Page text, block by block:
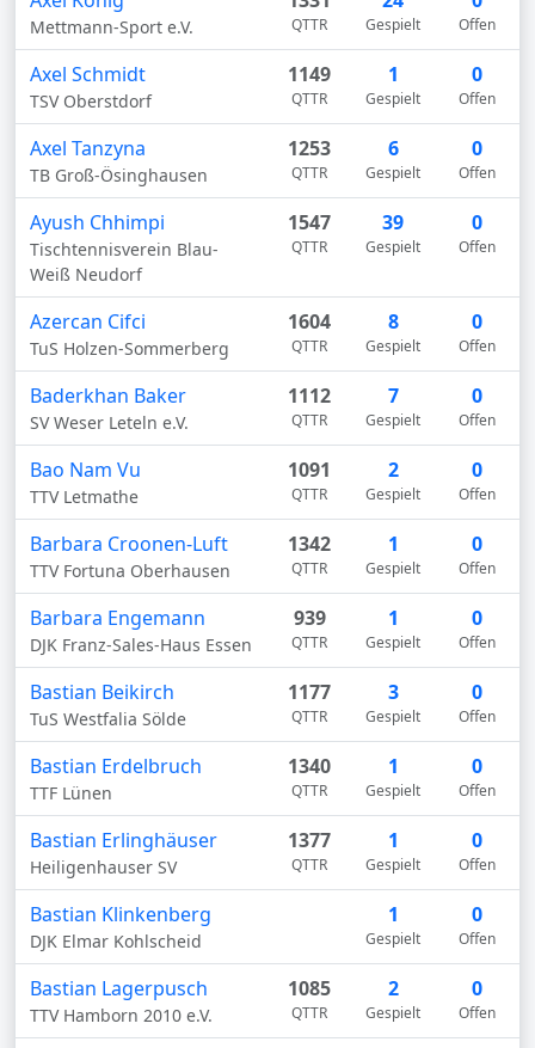
Mettmann-Sport e.V. QTTR Gespielt Offen
Axel Schmidt
TSV Oberstdorf
1149
QTTR
1
Gespielt
0
Offen
Axel Tanzyna
TB Groß-Ösinghausen
1253
QTTR
6
Gespielt
0
Offen
Ayush Chhimpi
Tischtennisverein Blau-
Weiß Neudorf
1547
QTTR
39
Gespielt
0
Offen
Azercan Cifci
TuS Holzen-Sommerberg
1604
QTTR
8
Gespielt
0
Offen
Baderkhan Baker
SV Weser Leteln e.V.
1112
QTTR
7
Gespielt
0
Offen
Bao Nam Vu
TTV Letmathe
1091
QTTR
2
Gespielt
0
Offen
Barbara Croonen-Luft
TTV Fortuna Oberhausen
1342
QTTR
1
Gespielt
0
Offen
Barbara Engemann
DJK Franz-Sales-Haus Essen
939
QTTR
1
Gespielt
0
Offen
Bastian Beikirch
TuS Westfalia Sölde
1177
QTTR
3
Gespielt
0
Offen
Bastian Erdelbruch
TTF Lünen
1340
QTTR
1
Gespielt
0
Offen
Bastian Erlinghäuser
Heiligenhauser SV
1377
QTTR
1
Gespielt
0
Offen
Bastian Klinkenberg
DJK Elmar Kohlscheid
1
Gespielt
0
Offen
Bastian Lagerpusch
TTV Hamborn 2010 e.V.
1085
QTTR
2
Gespielt
0
Offen